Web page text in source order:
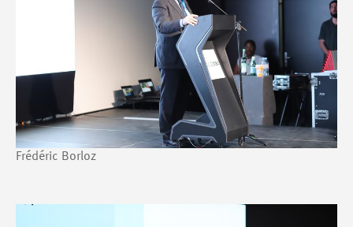
Frédéric Borloz